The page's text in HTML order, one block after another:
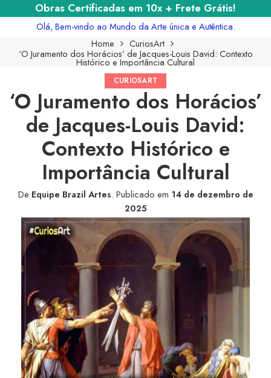
Obras Certificadas em 10x + Frete Grátis!
Olá, Bem-vindo ao Mundo da Arte única e Autêntica.
Home
CuriosArt
‘O Juramento dos Horácios’ de Jacques-Louis David: Contexto
Histórico e Importância Cultural
CURIOSART
‘O Juramento dos Horácios’
de Jacques-Louis David:
Contexto Histórico e
Importância Cultural
De Equipe Brazil Artes. Publicado em 14 de dezembro de
2025